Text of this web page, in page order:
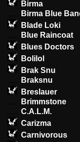
Birma
Birma Blue
Blade Loki
Blue Raincoat
Blues Doctors
Bolilol
Brak Snu
Braksnu
Breslauer
Brimmstone
C.A.L.M.
Carizma
Carnivorous